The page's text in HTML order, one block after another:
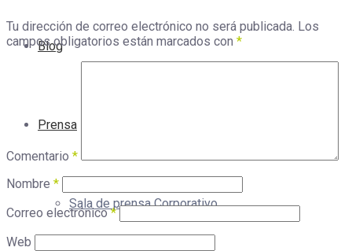
Blog
Prensa
Sala de prensa Corporativo
Tu dirección de correo electrónico no será publicada. Los
campos obligatorios están marcados con *
Comentario *
Nombre *
Correo electrónico*
Web